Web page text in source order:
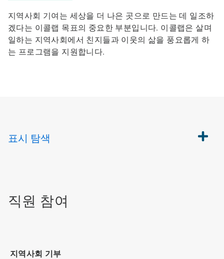
지역사회 기여는 세상을 더 나은 곳으로 만드는 데 일조하
겠다는 이콜랩 목표의 중요한 부분입니다. 이콜랩은 살며
일하는 지역사회에서 친지들과 이웃의 삶을 풍요롭게 하
는 프로그램을 지원합니다.
표시 탐색
직원 참여
지역사회 기부